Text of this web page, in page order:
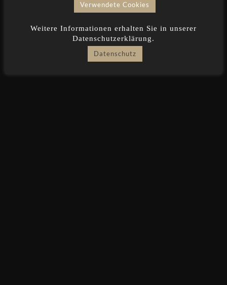
Verwendete Cookies
Weitere Informationen erhalten Sie in unserer
Datenschutzerklärung.
Datenschutz